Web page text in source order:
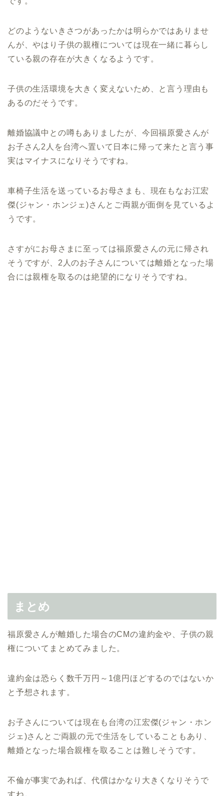
どのようないきさつがあったかは明らかではありませ
んが、やはり子供の親権については現在一緒に暮らし
ている親の存在が大きくなるようです。
子供の生活環境を大きく変えないため、と言う理由も
あるのだそうです。
離婚協議中との噂もありましたが、今回福原愛さんが
お子さん2人を台湾へ置いて日本に帰って来たと言う事
実はマイナスになりそうですね。
車椅子生活を送っているお母さまも、現在もなお江宏
傑(ジャン・ホンジェ)さんとご両親が面倒を見ているよ
うです。
さすがにお母さまに至っては福原愛さんの元に帰され
そうですが、2人のお子さんについては離婚となった場
合には親権を取るのは絶望的になりそうですね。
まとめ
福原愛さんが離婚した場合のCMの違約金や、子供の親
権についてまとめてみました。
違約金は恐らく数千万円～1億円ほどするのではないか
と予想されます。
お子さんについては現在も台湾の江宏傑(ジャン・ホン
ジェ)さんとご両親の元で生活をしていることもあり、
離婚となった場合親権を取ることは難しそうです。
不倫が事実であれば、代償はかなり大きくなりそうで